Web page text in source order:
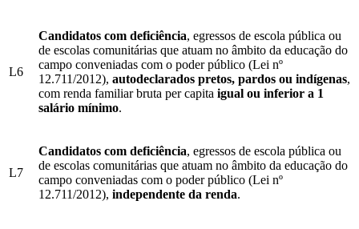
L6
Candidatos com deficiência, egressos de escola pública ou
de escolas comunitárias que atuam no âmbito da educação do
campo conveniadas com o poder público (Lei nº
12.711/2012), autodeclarados pretos, pardos ou indígenas,
com renda familiar bruta per capita igual ou inferior a 1
salário mínimo.
L7
Candidatos com deficiência, egressos de escola pública ou
de escolas comunitárias que atuam no âmbito da educação do
campo conveniadas com o poder público (Lei nº
12.711/2012), independente da renda.